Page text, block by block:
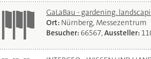
GaLaBau - gardening.
Ort: Nürnberg, Messezentrum
Besucher: 66567,Aussteller: